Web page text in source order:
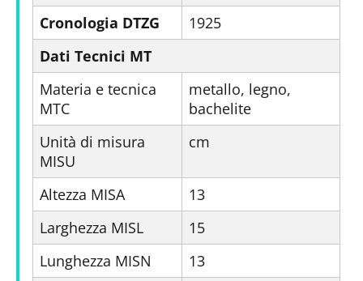
Cronologia DTZG
1925
Dati Tecnici MT
Materia e tecnica
MTC
metallo, legno,
bachelite
Unità di misura
MISU
cm
Altezza MISA
13
Larghezza MISL
15
Lunghezza MISN
13